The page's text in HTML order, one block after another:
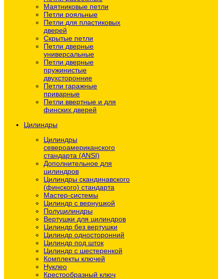
Маятниковые петли
Петли рояльные
Петли для пластиковых
дверей
Скрытые петли
Петли дверные
универсальные
Петли дверные
пружинистые
двухсторонние
Петли гаражные
приварные
Петли ввертные и для
финских дверей
Цилиндры
Цилиндры
североамериканского
стандарта (ANSI)
Дополнительное для
цилиндров
Цилиндры скандинавского
(финского) стандарта
Мастер-системы
Цилиндр с вернушкой
Полуцилиндры
Вертушки для цилиндров
Цилиндр без вертушки
Цилиндр односторонний
Цилиндр под шток
Цилиндр с шестеренкой
Комплекты ключей
Нуклео
Крестообразный ключ